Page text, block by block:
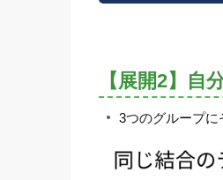
【展開2】
3つのグループ